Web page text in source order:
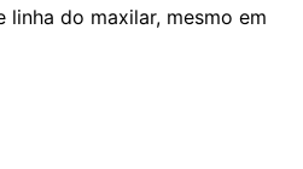
linha do maxilar, mesmo em